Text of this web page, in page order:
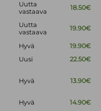
Uutta
vastaava
18.50€
Uutta
vastaava
19.90€
Hyvä
19.90€
Uusi
22.50€
Hyvä 13.90€
Hyvä 14.90€